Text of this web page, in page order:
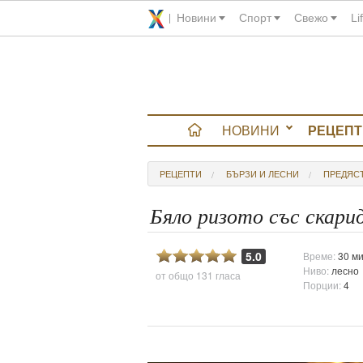
Новини Спорт Свежо
НОВИНИ
РЕЦЕПТИ БЪРЗИ И ЛЕСНИ
Бяло ризото със
5.0
от общо 131 гласа
Време:30
Ниво: лесно
Порции:4